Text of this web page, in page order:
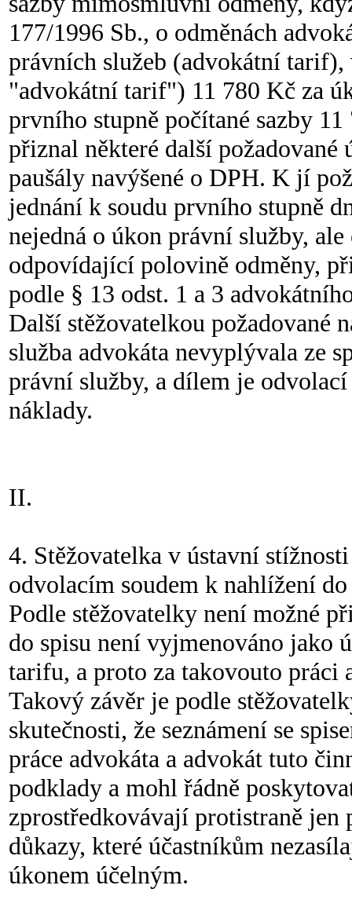
177/1996 Sb., o odměnách
právních služeb (advokátní tarif),
"advokátní tarif") 11 780 Kč za
prvního stupně počítané sazby
přiznal některé další
paušály navýšené o DPH. K jí
jednání k soudu prvního stupně
nejedná o úkon právní služby,
odpovídající polovině odměny,
podle § 13 odst. 1 a 3
Další stěžovatelkou požadované
služba advokáta nevyplývala ze
právní služby, a dílem je
náklady.
II.
4. Stěžovatelka v ústavní
odvolacím soudem k nahlížení
Podle stěžovatelky není možné
do spisu není vyjmenováno jako
tarifu, a proto za takovouto práci
Takový závěr je podle
skutečnosti, že seznámení se
práce advokáta a advokát tuto
podklady a mohl řádně
zprostředkovávají protistraně
důkazy, které účastníkům
úkonem účelným.